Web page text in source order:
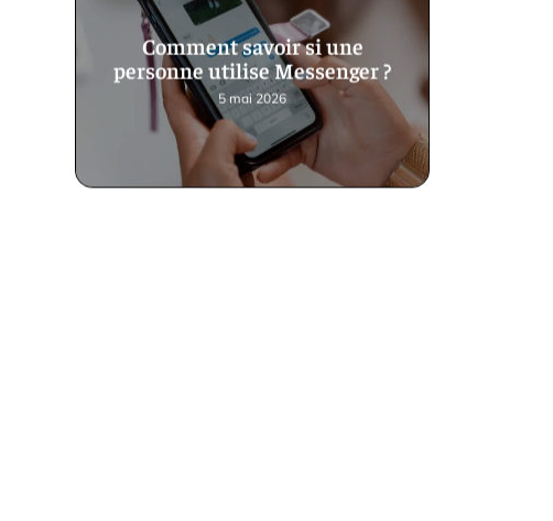
Comment savoir si une
personne utilise Messenger ?
5 mai 2026